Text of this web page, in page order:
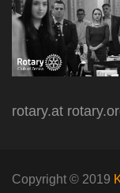
rotary.at
Copyright © 2019